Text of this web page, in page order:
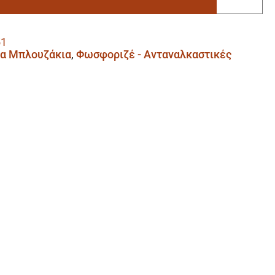
Μπλουζάκια,Φωσφοριζέ - Ανταναλκαστικές